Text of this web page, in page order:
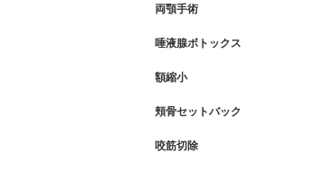
両顎手術
唾液腺ボトックス
額縮小
頬骨セットバック
咬筋切除